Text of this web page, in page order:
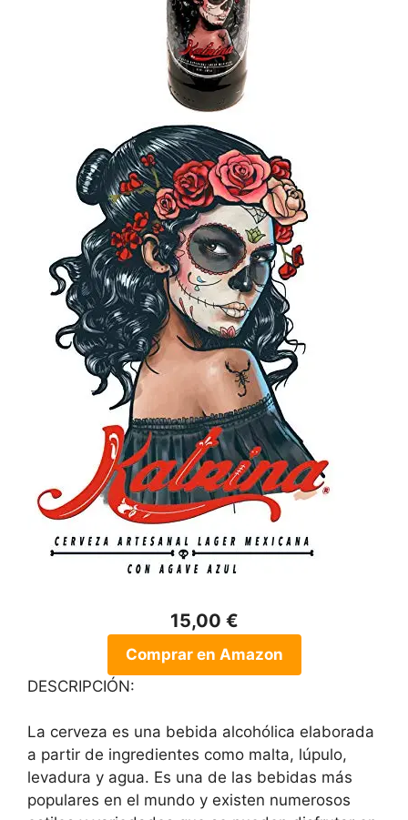
15,00 €
Comprar en Amazon
DESCRIPCIÓN:
La cerveza es una bebida alcohólica elaborada
a partir de ingredientes como malta, lúpulo,
levadura y agua. Es una de las bebidas más
populares en el mundo y existen numerosos